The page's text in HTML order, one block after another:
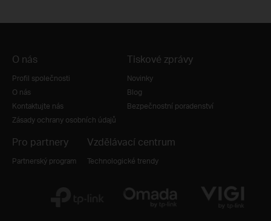
O nás
Profil společnosti
O nás
Kontaktujte nás
Zásady ochrany osobních údajů
Tiskové zprávy
Novinky
Blog
Bezpečnostní poradenství
Pro partnery
Partnerský program
Vzdělávací centrum
Technologické trendy